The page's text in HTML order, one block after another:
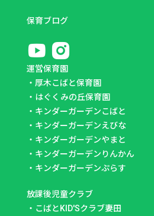
保育ブログ
運営保育園
・ 厚木こばと保育園
・ はぐくみの丘保育園
・ キンダーガーデンこばと
・ キンダーガーデンえびな
・ キンダーガーデンやまと
・ キンダーガーデンりんかん
・ キンダーガーデンぷらす
放課後児童クラブ
・ こばとKID'Sクラブ妻田